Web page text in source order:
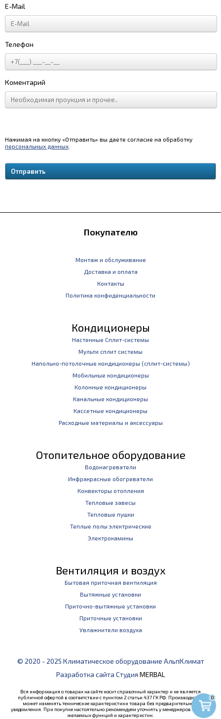
0
E-Mail
Телефон
Коментарий
Нажимая на кнопку «Отправить» вы даете согласие на обработку
персональных данных
Покупателю
Монтаж и обслуживание
Доставка и оплата
Контакты
Политика конфиденциальности
Кондиционеры
Настенные Сплит-системы
Мульти сплит системы
Напольно-потолочные кондиционеры (сплит-системы)
Мобильные кондиционеры
Колонные кондиционеры
Канальные кондиционеры
Кассетные кондиционеры
Расходные материалы и аксессуары
Отопительное оборудование
Водонагреватели
Инфракрасные обогреватели
Конвекторы отопления
Тепловые завесы
Тепловые пушки
Теплые полы электрические
Электрокамины
Вентиляция и воздух
Бытовая приточная вентиляция
Вытяжные установки
Приточно-вытяжные установки
Приточные установки
Увлажнители воздуха
© 2020 - 2025 Климатическое оборудование АльпКлимат
Разработка сайта Студия MERBAL
Вся информация о товарах на сайте носит справочный характер и не является
публичной офертой в соответствии с пунктом 2 статьи 437 ГК РФ. Производитель
может изменять технические характеристики товара без предварительного
уведомления. При покупке настоятельно рекомендуем уточнять у менеджеров наличие
желаемых функций и характеристик.